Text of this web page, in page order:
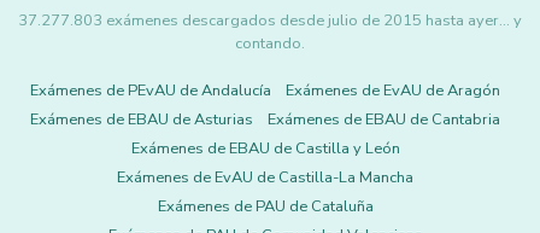
37.277.803 exámenes descargados desde julio de 2015 hasta ayer... y
contando.
Exámenes de PEvAU de Andalucía
Exámenes de EvAU de Aragón
Exámenes de EBAU de Asturias
Exámenes de EBAU de Cantabria
Exámenes de EBAU de Castilla y León
Exámenes de EvAU de Castilla-La Mancha
Exámenes de PAU de Cataluña